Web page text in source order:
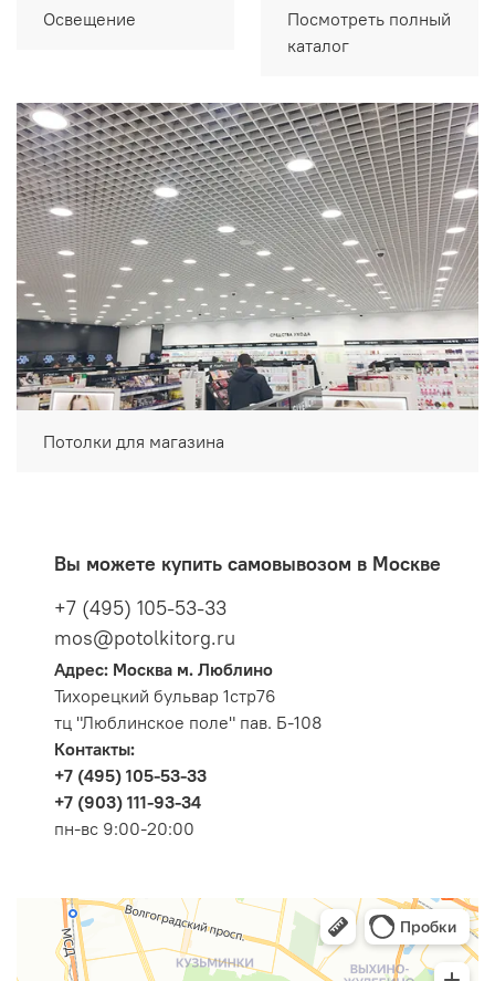
Освещение
Посмотреть полный
каталог
Потолки для магазина
Вы можете купить самовывозом в Москве
+7 (495) 105-53-33
mos@potolkitorg.ru
Адрес: Москва м. Люблино
Тихорецкий бульвар 1стр76
тц "Люблинское поле" пав. Б-108
Контакты:
+7 (495) 105-53-33
+7 (903) 111-93-34
пн-вс 9:00-20:00